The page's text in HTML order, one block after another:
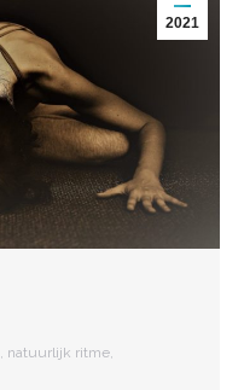
2021
, natuurlijk ritme,